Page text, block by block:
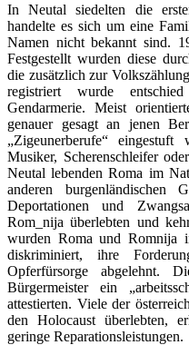
In Neutal siedelten die
handelte es sich um eine
Namen nicht bekannt sind.
Festgestellt wurden diese
die zusätzlich zur
registriert wurde
Gendarmerie. Meist
genauer gesagt an jenen
„Zigeunerberufe“
Musiker, Scherenschleifer
Neutal lebenden Roma im
anderen burgenländischen
Deportationen und
Rom_nija überlebten und
wurden Roma und Romnija
diskriminiert, ihre
Opferfürsorge abgelehnt.
Bürgermeister ein
attestierten. Viele der
den Holocaust überlebten,
geringe Reparationsleistungen.